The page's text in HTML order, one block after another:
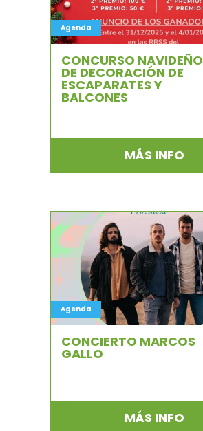
Agenda
CONCURSO NAVIDEÑO
DE DECORACIÓN DE
ESCAPARATES Y
BALCONES
MÁS INFO
Agenda
CONCIERTO MARCOS
GALLO
MÁS INFO